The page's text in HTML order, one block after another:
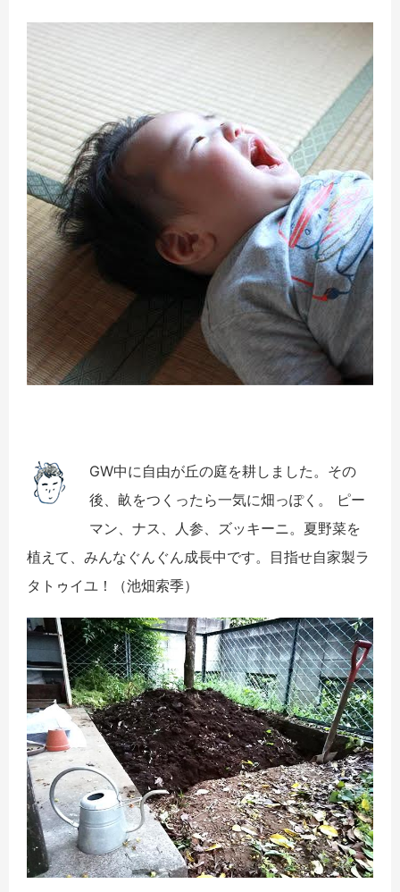
GW中に自由が丘の庭を耕しました。その
後、畝をつくったら一気に畑っぽく。 ピー
マン、ナス、人参、ズッキーニ。夏野菜を
植えて、みんなぐんぐん成長中です。目指せ自家製ラ
タトゥイユ！（池畑索季）